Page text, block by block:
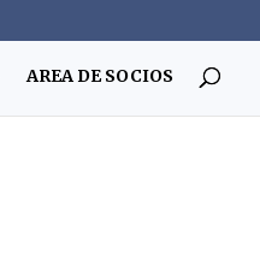
AREA DE SOCIOS